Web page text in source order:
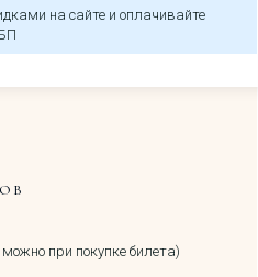
при покупке билета)
на сайте и оплачивайте